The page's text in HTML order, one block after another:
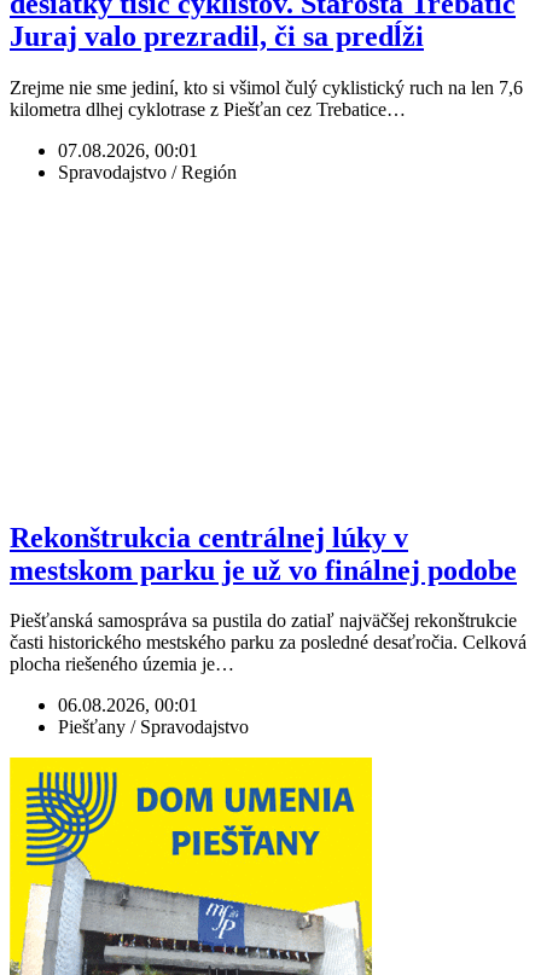
Juraj valo prezradil, či sa predĺži
Zrejme nie sme jediní, kto si všimol čulý cyklistický ruch na len 7,6
kilometra dlhej cyklotrase z Piešťan cez Trebatice…
07.08.2026, 00:01
Spravodajstvo / Región
Rekonštrukcia centrálnej lúky v
mestskom parku je už vo finálnej podobe
Piešťanská samospráva sa pustila do zatiaľ najväčšej rekonštrukcie
časti historického mestského parku za posledné desaťročia. Celková
plocha riešeného územia je…
06.08.2026, 00:01
Piešťany / Spravodajstvo